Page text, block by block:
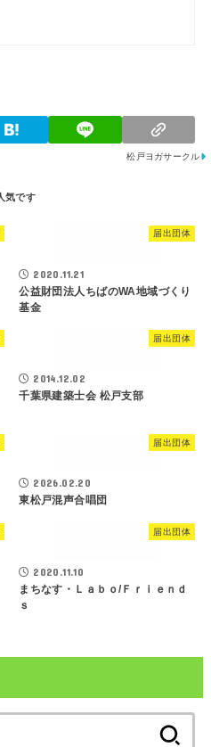
松戸ヨガサークル
届出団体
2020.11.21
公益財団法人ちばのWA地域づくり
基金
届出団体
2014.12.02
千葉県建築士会 松戸支部
届出団体
2026.02.20
東松戸混声合唱団
届出団体
2020.11.10
まちなす・Ｌａｂｏ/Ｆｒｉｅｎｄ
ｓ